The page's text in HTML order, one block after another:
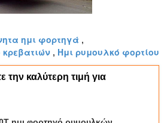
ημι φορτηγά ,
, Ημι ρυμουλκό φορτίου
την καλύτερη τιμή για